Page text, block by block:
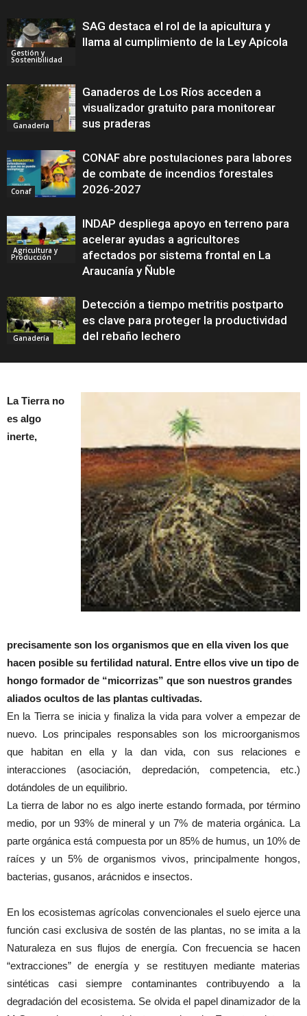
Gestión y
Sostenibilidad
SAG destaca el rol de la apicultura y
llama al cumplimiento de la Ley Apícola
Ganadería
Ganaderos de Los Ríos acceden a
visualizador gratuito para monitorear
sus praderas
Conaf
CONAF abre postulaciones para labores
de combate de incendios forestales
2026-2027
Agricultura y
Producción
INDAP despliega apoyo en terreno para
acelerar ayudas a agricultores
afectados por sistema frontal en La
Araucanía y Ñuble
Ganadería
Detección a tiempo metritis postparto
es clave para proteger la productividad
del rebaño lechero
La Tierra no
es algo
inerte,
precisamente son los organismos que en ella viven los que
hacen posible su fertilidad natural. Entre ellos vive un tipo de
hongo formador de “micorrizas” que son nuestros grandes
aliados ocultos de las plantas cultivadas.
En la Tierra se inicia y finaliza la vida para volver a empezar de
nuevo. Los principales responsables son los microorganismos
que habitan en ella y la dan vida, con sus relaciones e
interacciones (asociación, depredación, competencia, etc.)
dotándoles de un equilibrio.
La tierra de labor no es algo inerte estando formada, por término
medio, por un 93% de mineral y un 7% de materia orgánica. La
parte orgánica está compuesta por un 85% de humus, un 10% de
raíces y un 5% de organismos vivos, principalmente hongos,
bacterias, gusanos, arácnidos e insectos.
En los ecosistemas agrícolas convencionales el suelo ejerce una
función casi exclusiva de sostén de las plantas, no se imita a la
Naturaleza en sus flujos de energía. Con frecuencia se hacen
“extracciones” de energía y se restituyen mediante materias
sintéticas casi siempre contaminantes contribuyendo a la
degradación del ecosistema. Se olvida el papel dinamizador de la